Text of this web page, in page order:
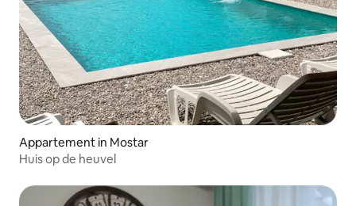
Appartement in Mostar
Huis op de heuvel